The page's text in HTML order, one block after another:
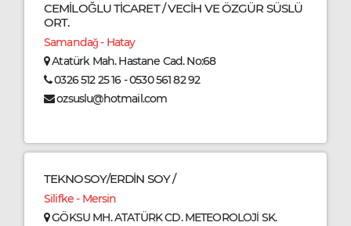
CEMİLOĞLU TİCARET / VECİH VE ÖZGÜR SÜSLÜ
ORT.
Samandağ - Hatay
Atatürk Mah. Hastane Cad. No:68
0326 512 25 16 - 0530 561 82 92
ozsuslu@hotmail.com
TEKNOSOY/ERDİN SOY /
Silifke - Mersin
GÖKSU MH. ATATÜRK CD. METEOROLOJİ SK.